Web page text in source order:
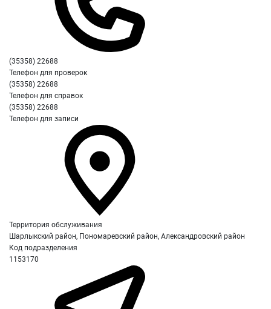
(35358) 22688
Телефон для проверок
(35358) 22688
Телефон для справок
(35358) 22688
Телефон для записи
Территория обслуживания
Шарлыкский район, Пономаревский район, Александровский район
Код подразделения
1153170